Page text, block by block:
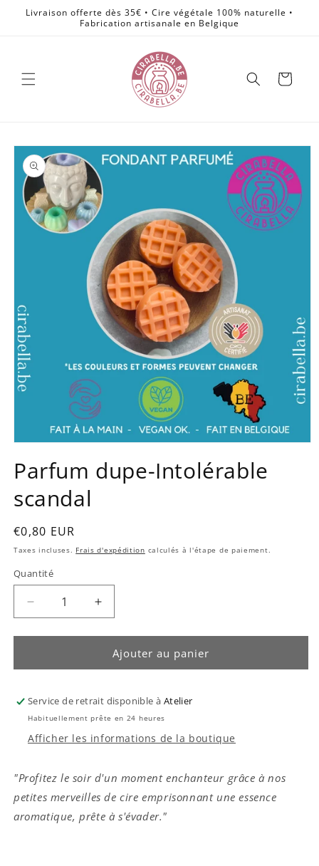
passer
Livraison offerte dès 35€ • Cire végétale 100% naturelle •
Fabrication artisanale en Belgique
Panier
Passer aux
informations
produits
média
1
une
Parfum dupe-Intolérable
scandal
Prix
habituel
€0,80 EUR
Taxes incluses. Frais d'expédition calculés à l'étape de paiement.
Quantité
Quantité
Réduire
la
quantité
Parfum
Intolérable
scandal
Augmenter
la
quantité
Parfum
Intolérable
scandal
Ajouter au panier
Service de retrait disponible à Atelier
Habituellement prête en 24 heures
Afficher les informations de la boutique
"Profitez le soir d'un moment enchanteur grâce à nos
petites merveilles de cire emprisonnant une essence
aromatique, prête à s'évader."